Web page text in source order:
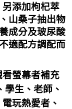
添加枸杞萃
山桑子抽出物
成分及玻尿酸
適配方調配而
螢幕者補充
學生、老師、
玩熱愛者、